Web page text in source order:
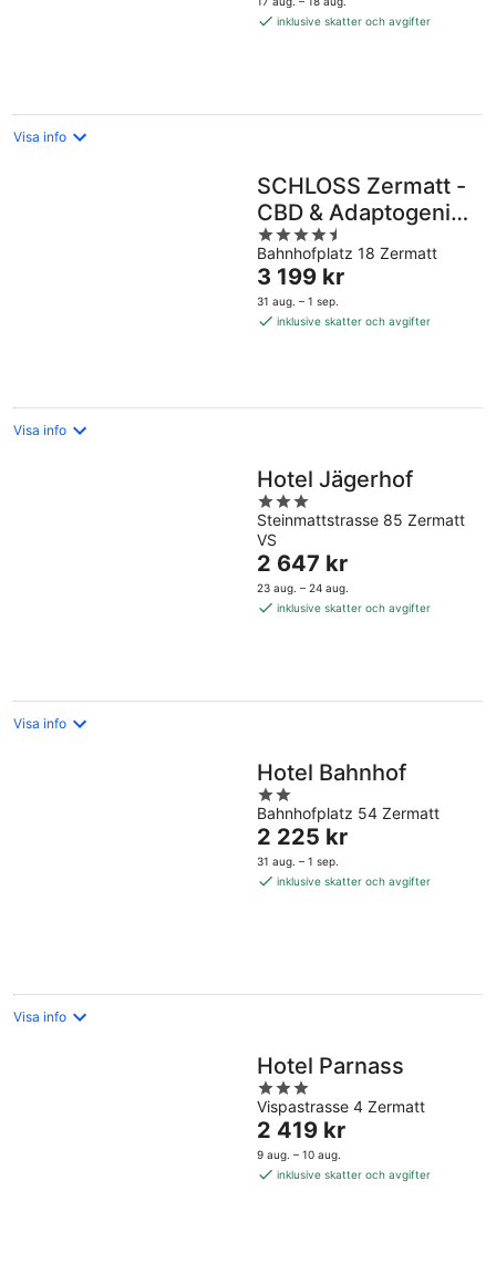
1 972 kr
inklusive skatter och avgifter
Visa info
SCHLOSS Zermatt -
CBD & Adaptogenic
Spa and Sport Hotel
4.5
out
of
5
Bahnhofplatz 18 Zermatt
Priset
är
3 199 kr
3 199 kr
31 aug. – 1 sep.
inklusive skatter och avgifter
Visa info
Hotel Jägerhof
3
out
of
5
Steinmattstrasse 85 Zermatt
VS
Priset
är
2 647 kr
2 647 kr
23 aug. – 24 aug.
inklusive skatter och avgifter
Visa info
Hotel Bahnhof
2
out
of
5
Bahnhofplatz 54 Zermatt
Priset
är
2 225 kr
2 225 kr
31 aug. – 1 sep.
inklusive skatter och avgifter
Visa info
Hotel Parnass
3
out
of
5
Vispastrasse 4 Zermatt
Priset
är
2 419 kr
2 419 kr
9 aug. – 10 aug.
inklusive skatter och avgifter